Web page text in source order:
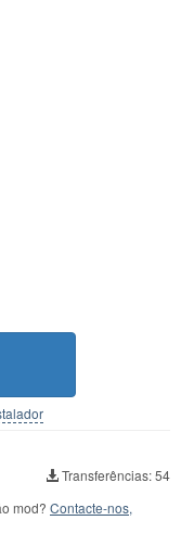
Transferências: 54
mod? Contacte-nos,